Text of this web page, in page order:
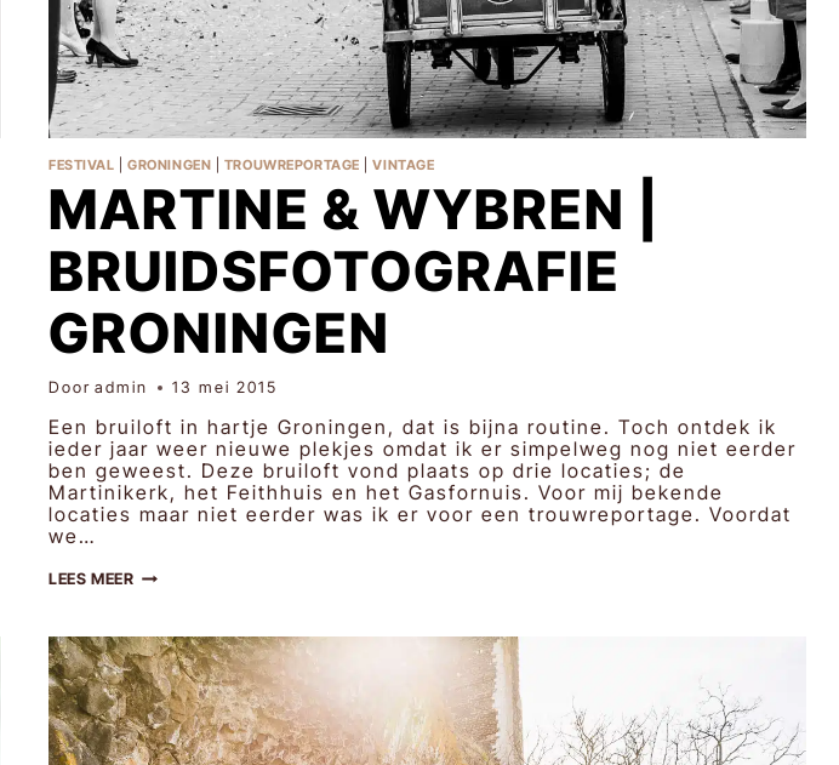
FESTIVAL |GRONINGEN TROUWREPORTAGE |VINTAGE
MARTINE & WYBREN |
BRUIDSFOTOGRAFIE
GRONINGEN
Door admin 13 mei 2015
Een bruiloft in hartje Groningen, dat is bijna routine. Toch ontdek ik
ieder jaar weer nieuwe plekjes omdat ik er simpelweg nog niet eerder
ben geweest. Deze bruiloft vond plaats op drie locaties; de
Martinikerk, het Feithhuis en het Gasfornuis. Voor mij bekende
locaties maar niet eerder was ik er voor een trouwreportage. Voordat
we…
LEES MEERMARTINE
&
BRUIDSFOTOGRAFIE
GRONINGEN